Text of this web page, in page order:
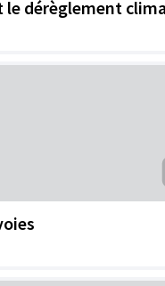
le dérèglement